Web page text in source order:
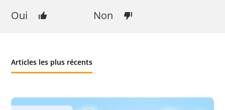
Oui
Non
Articles les plus récents